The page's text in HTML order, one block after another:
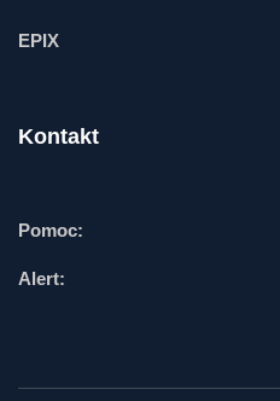
EPIX
Kontakt
Pomoc:
Alert: